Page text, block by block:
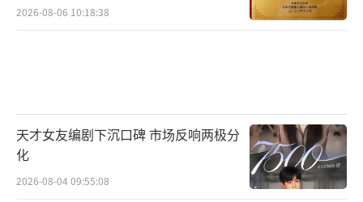
2026-08-06 10:18:38
天才女友编剧下沉口碑 市场反响两极分
化
2026-08-04 09:55:08